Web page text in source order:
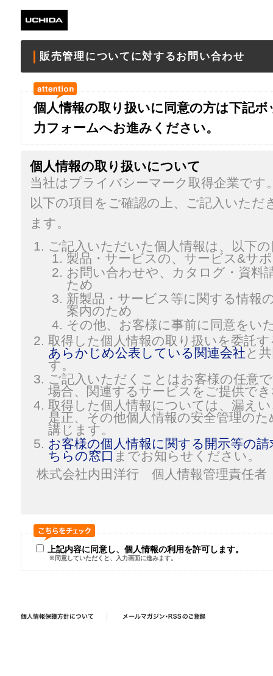
販売管理についてに対するお問い合わせ
個人情報の取り扱いに同意の方は下記
力フォームへお進みください。
個人情報の取り扱いについて
当社はプライバシーマーク取得企業です
以下の項目をご確認の上、ご記入いた
ます。
ご記入いただいた個人情報は、以下
製品・サービスの、サービス&サ
お問い合わせや、カタログ・資料
ため
新製品・サービス等に関する情報
案内のため
その他、お客様に事前に同意をい
取得した個人情報の取り扱いを委託
あらかじめ公表している関連会社と
す。
ご記入いただくことはお客様の任意
場合、関連するサービスをご提供で
取得した個人情報については、漏え
是正、その他個人情報の安全管理の
講じます。
お客様の個人情報に関する開示等の
ちらの窓口 までお知らせください。
株式会社内田洋行 個人情報管理責任
上記内容に同意し、個人情報の利用を許可します。
※同意していただくと、入力画面に進みます。